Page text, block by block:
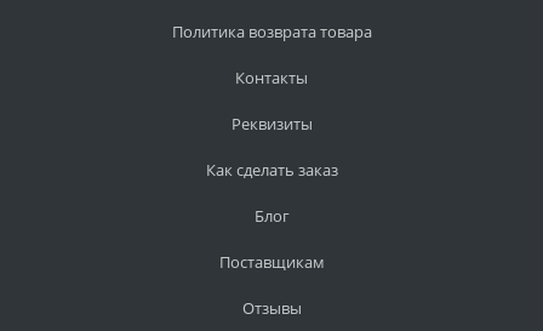
Политика возврата товара
Контакты
Реквизиты
Как сделать заказ
Блог
Поставщикам
Отзывы